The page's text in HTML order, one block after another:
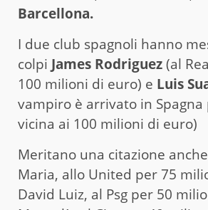
Barcellona.
I due club spagnoli hanno
colpi James Rodriguez(al
100 milioni di euro) e Luis
vampiro è arrivato in Spagna
vicina ai 100 milioni di euro)
Meritano una citazione
Maria, allo United per 75
David Luiz, al Psg per 50